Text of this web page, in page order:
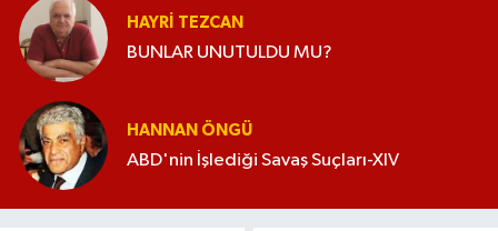
HAYRI TEZCAN
BUNLAR UNUTULDU MU?
HANNAN ÖNGÜ
ABD'nin İşlediği Savaş Suçları-XIV